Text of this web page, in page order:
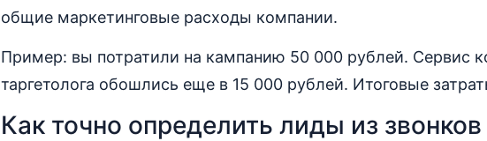
общие маркетинговые расходы компании.
Пример: вы потратили на кампанию 50 000 рублей. Сервис
таргетолога обошлись еще в 15 000 рублей. Итоговые
Как точно определить лиды из звонков